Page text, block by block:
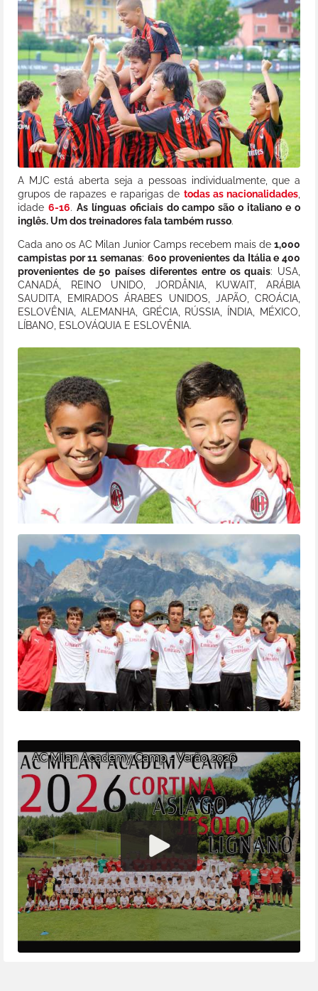
A MJC está aberta seja a pessoas individualmente, que a
grupos de rapazes e raparigas de todas as nacionalidades
idade 6-16. As línguas oficiais do campo são o italiano e o
inglês. Um dos treinadores fala também russo.
Cada ano os AC Milan Junior Camps recebem mais de1,000
campistas por 11 semanas: 600 provenientes da Itália e 400
provenientes de 50 países diferentes entre os quais: USA,
CANADÁ, REINO UNIDO, JORDÂNIA, KUWAIT, ARÁBIA
SAUDITA, EMIRADOS ÁRABES UNIDOS, JAPÃO, CROÁCIA,
ESLOVÊNIA, ALEMANHA, GRÉCIA, RÚSSIA, ÍNDIA, MÉXICO,
LÍBANO, ESLOVÁQUIA E ESLOVÊNIA.
AC Milan Academy Camp - Verão 2026